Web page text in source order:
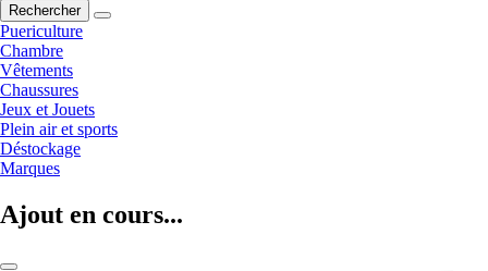
Rechercher
Puericulture
Chambre
Vêtements
Chaussures
Jeux et Jouets
Plein air et sports
Déstockage
Marques
Ajout en cours...